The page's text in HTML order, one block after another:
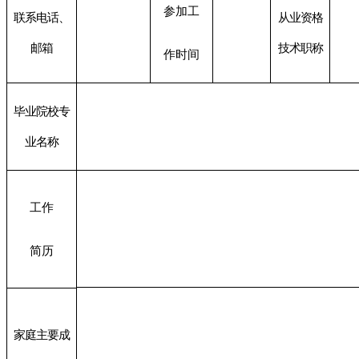
联系电话、
邮箱
参加工
作时间
从业资格
技术职称
毕业院校专
业名称
工作
简历
家庭主要成